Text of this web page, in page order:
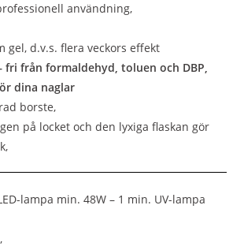
användning,
gel, d.v.s. flera veckors effekt
fri från formaldehyd, toluen och DBP,
dina naglar
borste,
på locket och den lyxiga flaskan gör
lampa min. 48W – 1 min. UV-lampa